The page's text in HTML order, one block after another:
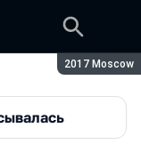
Сезон:
2017 Moscow